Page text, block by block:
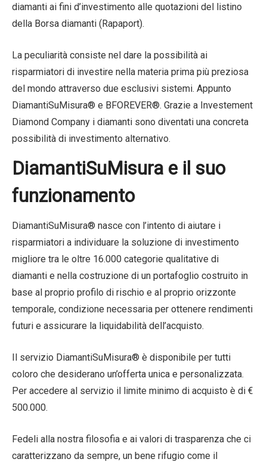
diamanti ai fini d’investimento alle quotazioni del listino
della Borsa diamanti (Rapaport).
La peculiarità consiste nel dare la possibilità ai
risparmiatori di investire nella materia prima più preziosa
del mondo attraverso due esclusivi sistemi. Appunto
DiamantiSuMisura® e BFOREVER®. Grazie a Investement
Diamond Company i diamanti sono diventati una concreta
possibilità di investimento alternativo.
DiamantiSuMisura e il suo
funzionamento
DiamantiSuMisura® nasce con l’intento di aiutare i
risparmiatori a individuare la soluzione di investimento
migliore tra le oltre 16.000 categorie qualitative di
diamanti e nella costruzione di un portafoglio costruito in
base al proprio profilo di rischio e al proprio orizzonte
temporale, condizione necessaria per ottenere rendimenti
futuri e assicurare la liquidabilità dell’acquisto.
Il servizio DiamantiSuMisura® è disponibile per tutti
coloro che desiderano un’offerta unica e personalizzata.
Per accedere al servizio il limite minimo di acquisto è di €
500.000.
Fedeli alla nostra filosofia e ai valori di trasparenza che ci
caratterizzano da sempre, un bene rifugio come il